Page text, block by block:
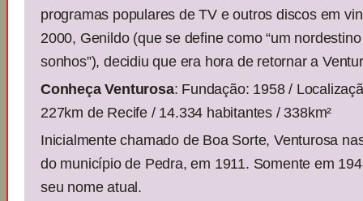
programas populares de TV e outros discos em
2000, Genildo (que se define como “um
sonhos”), decidiu que era hora de retornar a
Conheça Venturosa: Fundação: 1958 /
227km de Recife / 14.334 habitantes / 338km²
Inicialmente chamado de Boa Sorte, Venturosa
do município de Pedra, em 1911. Somente em
seu nome atual.